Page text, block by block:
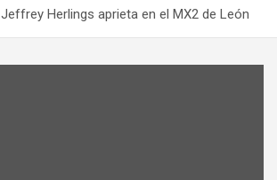
Jeffrey Herlings aprieta en el MX2 de León